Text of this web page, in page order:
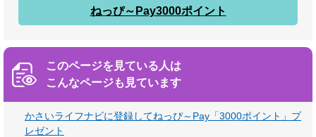
ねっぴ～Pay3000ポイント
このページを見ている人は
こんなページも見ています
かさいライフナビに登録してねっぴ～Pay「3000ポイント」プ
レゼント